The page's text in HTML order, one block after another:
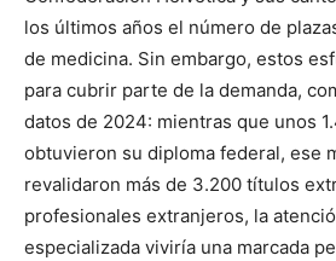
los últimos años el número de
de medicina. Sin embargo, estos
para cubrir parte de la demanda,
datos de 2024: mientras que unos
obtuvieron su diploma federal, ese
revalidaron más de 3.200 títulos
profesionales extranjeros, la
especializada viviría una marcada